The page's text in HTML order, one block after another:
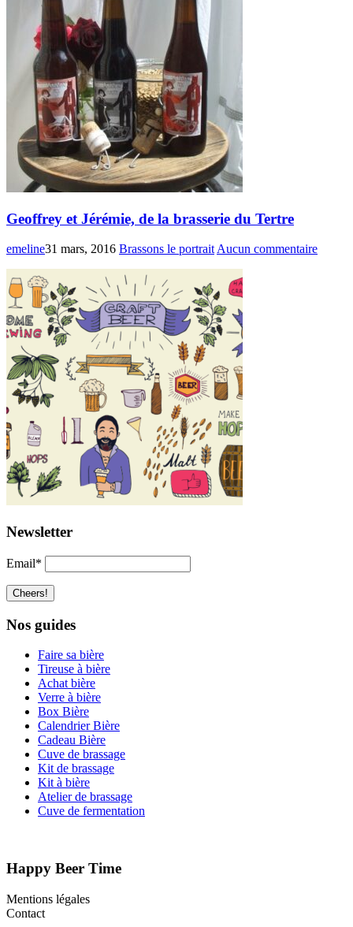
Geoffrey et Jérémie, de la brasserie du Tertre
emeline31 mars, 2016 Brassons le portraitAucun commentaire
Newsletter
Email*
Nos guides
Faire sa bière
Tireuse à bière
Achat bière
Verre à bière
Box Bière
Calendrier Bière
Cadeau Bière
Cuve de brassage
Kit de brassage
Kit à bière
Atelier de brassage
Cuve de fermentation
Happy Beer Time
Mentions légales
Contact